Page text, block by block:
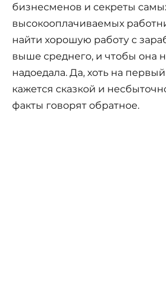
бизнесменов и секреты
высокооплачиваемых
найти хорошую работу с
выше среднего, и чтобы она
надоедала. Да, хоть на первый
кажется сказкой и
факты говорят обратное.